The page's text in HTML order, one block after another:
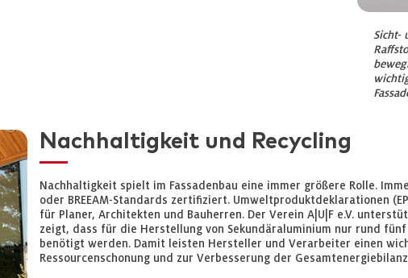
Sicht-
Nachhaltigkeit und Recycling
Nachhaltigkeit spielt im Fassadenbau eine immer größere Rolle.
oder BREEAM-Standards zertifiziert. Umweltproduktdeklarationen
für Planer, Architekten und Bauherren. Der Verein A|U|F e.V.
zeigt, dass für die Herstellung von Sekundäraluminium nur rund
benötigt werden. Damit leisten Hersteller und Verarbeiter einen
Ressourcenschonung und zur Verbesserung der